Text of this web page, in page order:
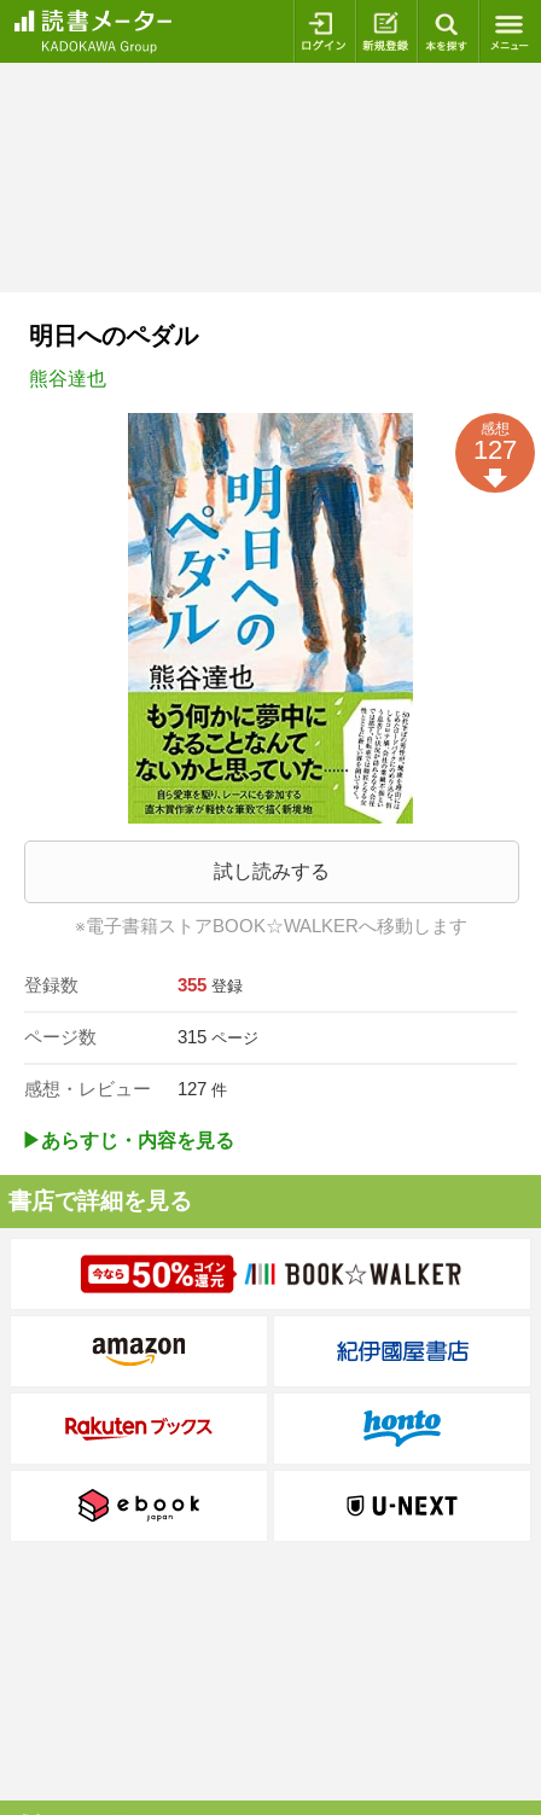
ログイン 新規登録
明日へのペダル
熊谷達也
試し読みする
※電子書籍ストアBOOK☆WALKERへ移動します
登録数 355 登録
ページ数 315 ページ
感想・レビュー 127 件
感想
127
▶︎あらすじ・内容を見る
書店で詳細を見る